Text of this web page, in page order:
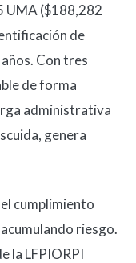
UMA ($188,282
de
Con tres
de forma
administrativa
genera
cumplimiento
riesgo.
la LFPIORPI